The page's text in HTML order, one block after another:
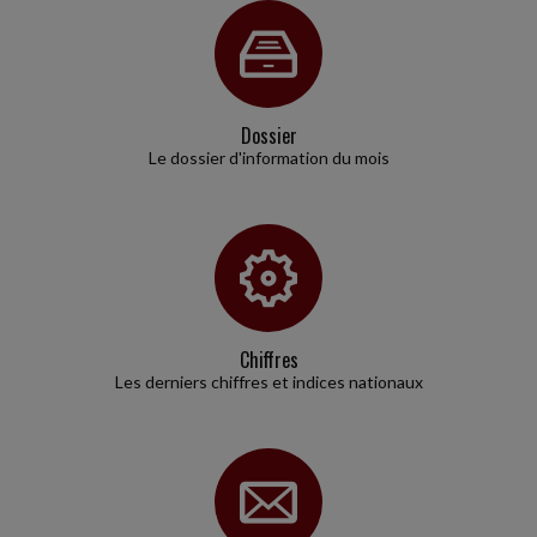
AVANTAGES GARANTIS AUX SALARIÉS ÉLUS MUNICIPAUX EN
Une loi du 22 décembre 2025 a créé un statut de l'élu local afin de
faciliter la conciliation de l'exercice d'un mandat d'élu local avec la vie
SANCTIONNER DES PROPOS INAPPROPRIÉS D'UN SALARIÉ
Un salarié avait été licencié pour faute grave par son employeur
après avoir tenu des propos inappropriés à l'encontre de trois
l'entrée en vigueur de la réforme de la facturation électronique au 1
Dossier
Le dossier d'information du mois
Chiffres
Les derniers chiffres et indices nationaux